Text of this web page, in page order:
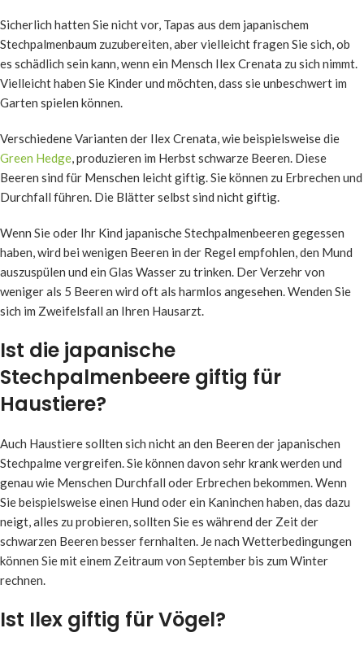
Sicherlich hatten Sie nicht vor, Tapas aus dem japanischem
Stechpalmenbaum zuzubereiten, aber vielleicht fragen Sie sich, ob
es schädlich sein kann, wenn ein Mensch Ilex Crenata zu sich nimmt.
Vielleicht haben Sie Kinder und möchten, dass sie unbeschwert im
Garten spielen können.
Verschiedene Varianten der Ilex Crenata, wie beispielsweise die
Green Hedge, produzieren im Herbst schwarze Beeren. Diese
Beeren sind für Menschen leicht giftig. Sie können zu Erbrechen und
Durchfall führen. Die Blätter selbst sind nicht giftig.
Wenn Sie oder Ihr Kind japanische Stechpalmenbeeren gegessen
haben, wird bei wenigen Beeren in der Regel empfohlen, den Mund
auszuspülen und ein Glas Wasser zu trinken. Der Verzehr von
weniger als 5 Beeren wird oft als harmlos angesehen. Wenden Sie
sich im Zweifelsfall an Ihren Hausarzt.
Ist die japanische
Stechpalmenbeere giftig für
Haustiere?
Auch Haustiere sollten sich nicht an den Beeren der japanischen
Stechpalme vergreifen. Sie können davon sehr krank werden und
genau wie Menschen Durchfall oder Erbrechen bekommen. Wenn
Sie beispielsweise einen Hund oder ein Kaninchen haben, das dazu
neigt, alles zu probieren, sollten Sie es während der Zeit der
schwarzen Beeren besser fernhalten. Je nach Wetterbedingungen
können Sie mit einem Zeitraum von September bis zum Winter
rechnen.
Ist Ilex giftig für Vögel?